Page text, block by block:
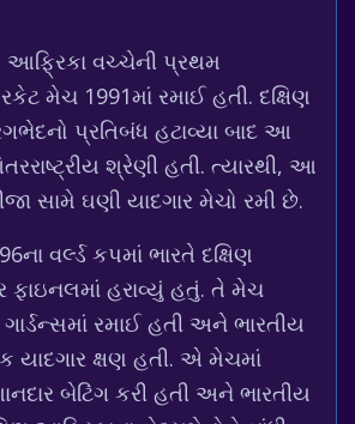
આફ્રિકા વચ્ચેની પ્રથમ
મેચ 1991માં રમાઈ હતી. દક્ષિણ
પ્રતિબંધ હટાવ્યા બાદ આ
શ્રેણી હતી. ત્યારથી, આ
સામે ઘણી યાદગાર મેચો રમી છે.
વર્લ્ડ કપમાં ભારતે દક્ષિણ
ફાઇનલમાં હરાવ્યું હતું. તે મેચ
રમાઈ હતી અને ભારતીય
યાદગાર ક્ષણ હતી. એ મેચમાં
બેટિંગ કરી હતી અને ભારતીય